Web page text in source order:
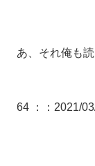
あ、それ俺も
64 ： ：2021/